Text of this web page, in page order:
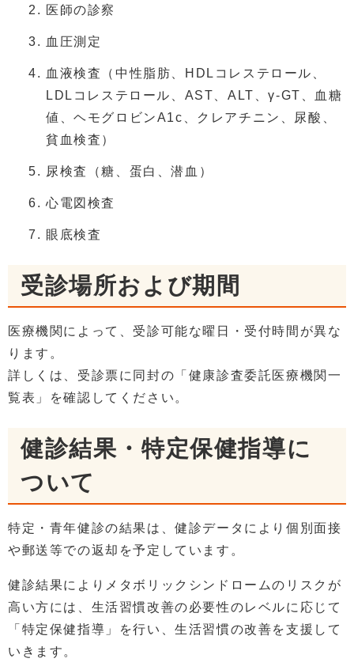
医師の診察
血圧測定
血液検査（中性脂肪、HDLコレステロール、
LDLコレステロール、AST、ALT、γ-GT、血糖
値、ヘモグロビンA1c、クレアチニン、尿酸、
貧血検査）
尿検査（糖、蛋白、潜血）
心電図検査
眼底検査
受診場所および期間
医療機関によって、受診可能な曜日・受付時間が異な
ります。
詳しくは、受診票に同封の「健康診査委託医療機関一
覧表」を確認してください。
健診結果・特定保健指導に
ついて
特定・青年健診の結果は、健診データにより個別面接
や郵送等での返却を予定しています。
健診結果によりメタボリックシンドロームのリスクが
高い方には、生活習慣改善の必要性のレベルに応じて
「特定保健指導」を行い、生活習慣の改善を支援して
いきます。